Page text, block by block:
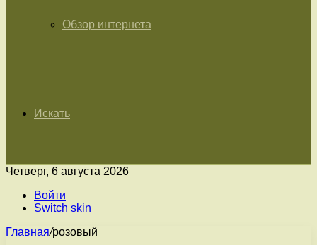
Обзор интернета
Искать
Четверг, 6 августа 2026
Войти
Switch skin
Главная/розовый